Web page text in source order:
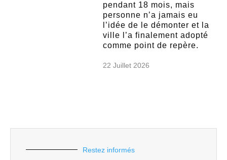
pendant 18 mois, mais
personne n’a jamais eu
l’idée de le démonter et la
ville l’a finalement adopté
comme point de repère.
22 Juillet 2026
Restez informés